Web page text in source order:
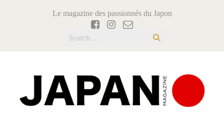
Le magazine des passionnés du Japon